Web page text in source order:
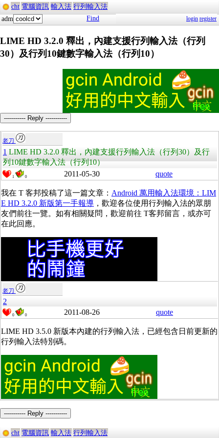
cht 電腦資訊 輸入法 行列輸入法
adm
Find login register
LIME HD 3.2.0 釋出，內建支援行列輸入法（行列
30）及行列10鍵數字輸入法（行列10）
----------- Reply -----------
老刀
1 LIME HD 3.2.0 釋出，內建支援行列輸入法（行列30）及行
列10鍵數字輸入法（行列10）
1 0 2011-05-30 quote
我在 T 客邦投稿了這一篇文章： Android 萬用輸入法環境：LIM
E HD 3.2.0 新版第一手報導 ，歡迎各位使用行列輸入法的眾朋
友們前往一覽。如有相關疑問，歡迎前往 T客邦留言，或亦可
在此回應。
老刀
2
0 0 2011-08-26 quote
LIME HD 3.5.0 新版本內建的行列輸入法，已經包含日前更新的
行列輸入法特別碼。
----------- Reply -----------
cht 電腦資訊 輸入法 行列輸入法